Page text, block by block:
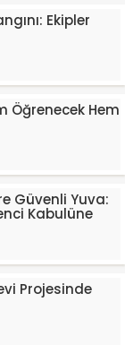
Ekipler
Öğrenecek Hem
Güvenli Yuva:
Kabulüne
Projesinde